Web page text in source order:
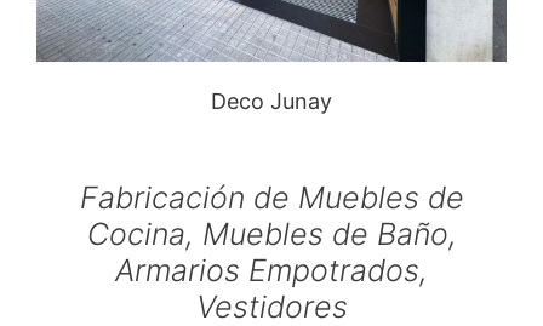
Deco Junay
Fabricación de Muebles de
Cocina, Muebles de Baño,
Armarios Empotrados,
Vestidores